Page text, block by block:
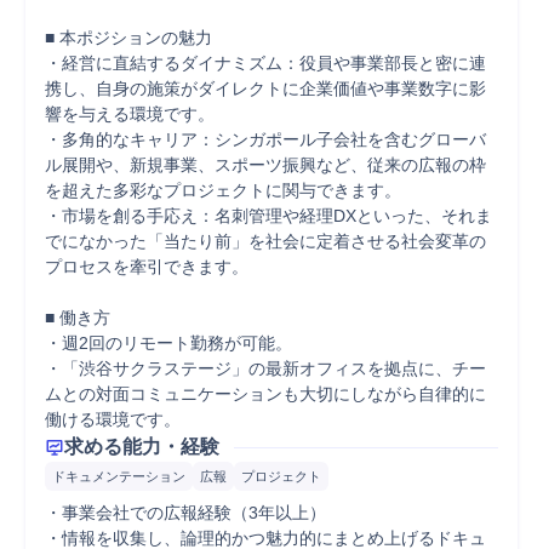
■ 本ポジションの魅力
・経営に直結するダイナミズム：役員や事業部長と密に連
携し、自身の施策がダイレクトに企業価値や事業数字に影
響を与える環境です。
・多角的なキャリア：シンガポール子会社を含むグローバ
ル展開や、新規事業、スポーツ振興など、従来の広報の枠
を超えた多彩なプロジェクトに関与できます。
・市場を創る手応え：名刺管理や経理DXといった、それま
でになかった「当たり前」を社会に定着させる社会変革の
プロセスを牽引できます。
■ 働き方
・週2回のリモート勤務が可能。
・「渋谷サクラステージ」の最新オフィスを拠点に、チー
ムとの対面コミュニケーションも大切にしながら自律的に
働ける環境です。
求める能力・経験
ドキュメンテーション 広報 プロジェクト
・事業会社での広報経験（3年以上）
・情報を収集し、論理的かつ魅力的にまとめ上げるドキュ